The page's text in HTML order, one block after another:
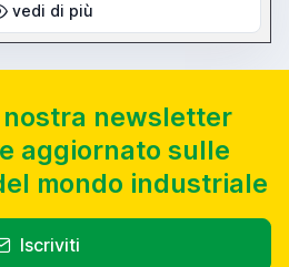
vedi di più
newsletter
aggiornato sulle
mondo industriale
Iscriviti